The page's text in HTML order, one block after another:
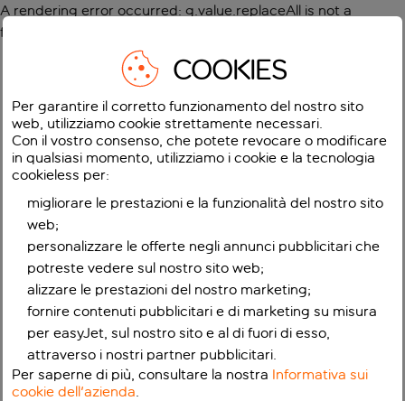
A rendering error occurred: g.value.replaceAll is not a
function
COOKIES
Per garantire il corretto funzionamento del nostro sito
web, utilizziamo cookie strettamente necessari.
Con il vostro consenso, che potete revocare o modificare
in qualsiasi momento, utilizziamo i cookie e la tecnologia
cookieless per:
migliorare le prestazioni e la funzionalità del nostro sito
web;
personalizzare le offerte negli annunci pubblicitari che
potreste vedere sul nostro sito web;
alizzare le prestazioni del nostro marketing;
fornire contenuti pubblicitari e di marketing su misura
per easyJet, sul nostro sito e al di fuori di esso,
attraverso i nostri partner pubblicitari.
Per saperne di più, consultare la nostra Informativa sui
cookie dell'azienda.